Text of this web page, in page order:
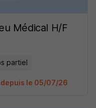
Médical H/F
partiel
depuis le 05/07/26